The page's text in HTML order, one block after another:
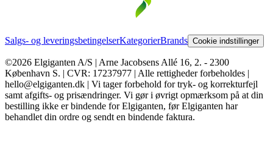
Salgs- og leveringsbetingelserKategorierBrands Cookie indstillinger
©2026 Elgiganten A/S | Arne Jacobsens Allé 16, 2. - 2300
København S. | CVR: 17237977 | Alle rettigheder forbeholdes |
hello@elgiganten.dk | Vi tager forbehold for tryk- og korrekturfejl
samt afgifts- og prisændringer. Vi gør i øvrigt opmærksom på at din
bestilling ikke er bindende for Elgiganten, før Elgiganten har
behandlet din ordre og sendt en bindende faktura.